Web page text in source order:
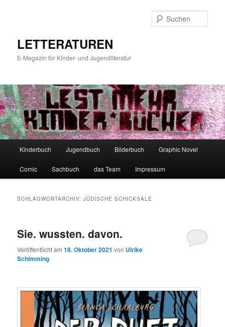
LETTERATUREN
E-Magazin für Kinder- und Jugendliteratur
Kinderbuch Jugendbuch Bilderbuch Graphic Novel
Comic Sachbuch das Team Impressum
SCHLAGWORTARCHIV:JÜDISCHE SCHICKSALE
Sie. wussten. davon.
Veröffentlicht am18. Oktober 2021 von Ulrike
Schimming